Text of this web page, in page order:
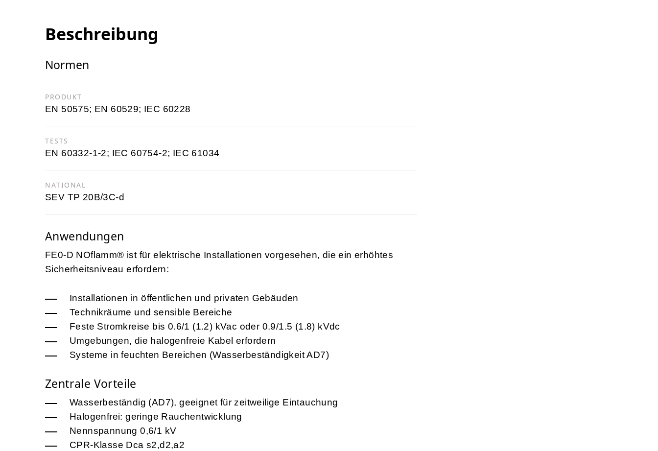
Beschreibung
Normen
PRODUKT
EN 50575; EN 60529; IEC 60228
TESTS
EN 60332-1-2; IEC 60754-2; IEC 61034
NATIONAL
SEV TP 20B/3C-d
Anwendungen
FE0-D NOflamm® ist für elektrische Installationen vorgesehen, die ein erhöhtes
Sicherheitsniveau erfordern:
Installationen in öffentlichen und privaten Gebäuden
Technikräume und sensible Bereiche
Feste Stromkreise bis 0.6/1 (1.2) kVac oder 0.9/1.5 (1.8) kVdc
Umgebungen, die halogenfreie Kabel erfordern
Systeme in feuchten Bereichen (Wasserbeständigkeit AD7)
Zentrale Vorteile
Wasserbeständig (AD7), geeignet für zeitweilige Eintauchung
Halogenfrei: geringe Rauchentwicklung
Nennspannung 0,6/1 kV
CPR-Klasse Dca s2,d2,a2